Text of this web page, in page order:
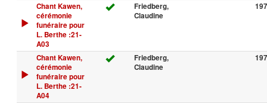
Chant Kawen,
cérémonie
funéraire pour
L. Berthe :21-
A03
Friedberg,
Claudine
Chant Kawen,
cérémonie
funéraire pour
L. Berthe :21-
A04
Friedberg,
Claudine